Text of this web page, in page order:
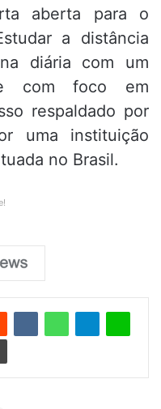
aberta para o
a distância
diária com um
e com foco em
respaldado por
uma instituição
no Brasil.